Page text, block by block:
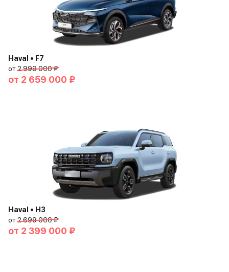
Haval • F7
от2 999 000 ₽
от 2 659 000 ₽
Haval • H3
от2 699 000 ₽
от 2 399 000 ₽